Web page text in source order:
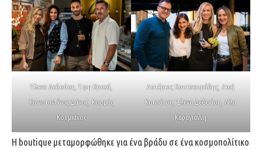
Έλενα Δεδούση, Έφη Βρακά,
Κωνσταντίνος Δάνος, Κοσμάς
Κουμιάνος
Αστέριος Κουτσουράδης, Ζωή
Κατσάτου, Έλενα Δεδούση, Λίλα
Καραγιάννη
Η boutique μεταμορφώθηκε για ένα βράδυ σε ένα κοσμοπολίτικο